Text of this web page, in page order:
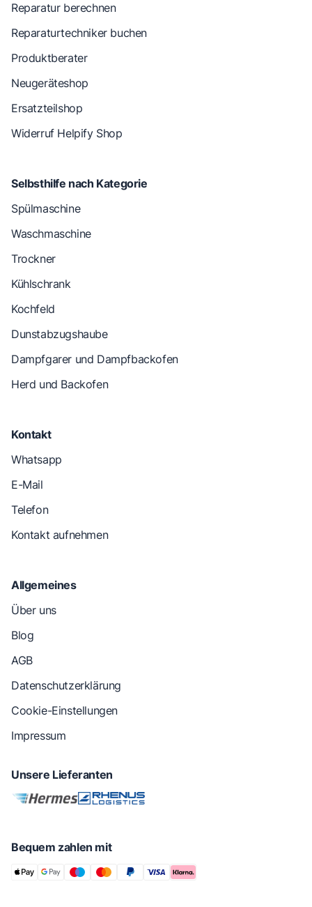
Reparatur berechnen
Reparaturtechniker buchen
Produktberater
Neugeräteshop
Ersatzteilshop
Widerruf Helpify Shop
Selbsthilfe nach Kategorie
Spülmaschine
Waschmaschine
Trockner
Kühlschrank
Kochfeld
Dunstabzugshaube
Dampfgarer und Dampfbackofen
Herd und Backofen
Kontakt
Whatsapp
E-Mail
Telefon
Kontakt aufnehmen
Allgemeines
Über uns
Blog
AGB
Datenschutzerklärung
Cookie-Einstellungen
Impressum
Unsere Lieferanten
Bequem zahlen mit